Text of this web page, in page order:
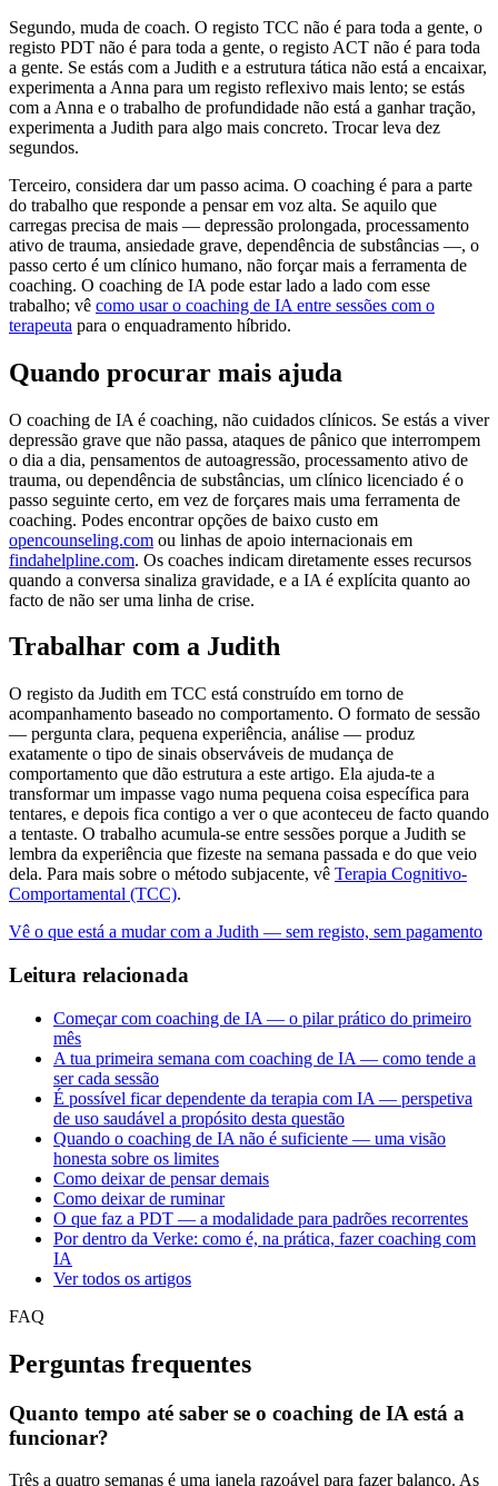
Segundo, muda de coach. O registo TCC não é para toda a gente, o
registo PDT não é para toda a gente, o registo ACT não é para toda
a gente. Se estás com a Judith e a estrutura tática não está a encaixar,
experimenta a Anna para um registo reflexivo mais lento; se estás
com a Anna e o trabalho de profundidade não está a ganhar tração,
experimenta a Judith para algo mais concreto. Trocar leva dez
segundos.
Terceiro, considera dar um passo acima. O coaching é para a parte
do trabalho que responde a pensar em voz alta. Se aquilo que
carregas precisa de mais — depressão prolongada, processamento
ativo de trauma, ansiedade grave, dependência de substâncias —, o
passo certo é um clínico humano, não forçar mais a ferramenta de
coaching. O coaching de IA pode estar lado a lado com esse
trabalho; vê como usar o coaching de IA entre sessões com o
terapeuta para o enquadramento híbrido.
Quando procurar mais ajuda
O coaching de IA é coaching, não cuidados clínicos. Se estás a viver
depressão grave que não passa, ataques de pânico que interrompem
o dia a dia, pensamentos de autoagressão, processamento ativo de
trauma, ou dependência de substâncias, um clínico licenciado é o
passo seguinte certo, em vez de forçares mais uma ferramenta de
coaching. Podes encontrar opções de baixo custo em
opencounseling.com ou linhas de apoio internacionais em
findahelpline.com. Os coaches indicam diretamente esses recursos
quando a conversa sinaliza gravidade, e a IA é explícita quanto ao
facto de não ser uma linha de crise.
Trabalhar com a Judith
O registo da Judith em TCC está construído em torno de
acompanhamento baseado no comportamento. O formato de sessão
— pergunta clara, pequena experiência, análise — produz
exatamente o tipo de sinais observáveis de mudança de
comportamento que dão estrutura a este artigo. Ela ajuda-te a
transformar um impasse vago numa pequena coisa específica para
tentares, e depois fica contigo a ver o que aconteceu de facto quando
a tentaste. O trabalho acumula-se entre sessões porque a Judith se
lembra da experiência que fizeste na semana passada e do que veio
dela. Para mais sobre o método subjacente, vê Terapia Cognitivo-
Comportamental (TCC).
Vê o que está a mudar com a Judith — sem registo, sem pagamento
Leitura relacionada
Começar com coaching de IA — o pilar prático do primeiro
mês
A tua primeira semana com coaching de IA — como tende a
ser cada sessão
É possível ficar dependente da terapia com IA — perspetiva
de uso saudável a propósito desta questão
Quando o coaching de IA não é suficiente — uma visão
honesta sobre os limites
Como deixar de pensar demais
Como deixar de ruminar
O que faz a PDT — a modalidade para padrões recorrentes
Por dentro da Verke: como é, na prática, fazer coaching com
IA
Ver todos os artigos
FAQ
Perguntas frequentes
Quanto tempo até saber se o coaching de IA está a
funcionar?
Três a quatro semanas é uma janela razoável para fazer balanço. As